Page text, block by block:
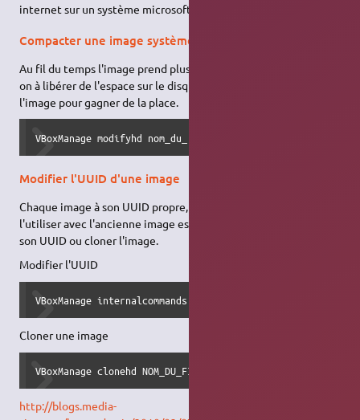
internet sur un système microsoft.
Compacter une image système
Au fil du temps l'image prend plus de place même si réellement
on à libérer de l'espace sur le disque virtuelle. On peut compact
l'image pour gagner de la place.
VBoxManage modifyhd nom_du_.vdi --compact
Modifier l'UUID d'une image
Chaque image à son UUID propre, copier un fichier image pour
l'utiliser avec l'ancienne image est impossible. Il faut modifier
son UUID ou cloner l'image.
Modifier l'UUID
VBoxManage internalcommands sethduuid NOM_DU_FICHIER
Cloner une image
VBoxManage clonehd NOM_DU_FICHIER_SOURCE
http://blogs.media-